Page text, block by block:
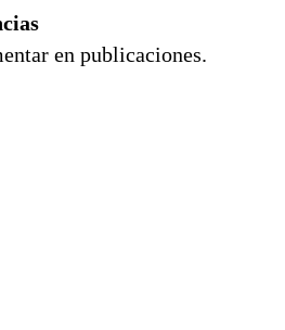
en publicaciones.